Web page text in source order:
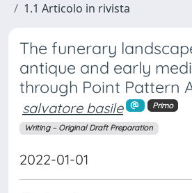
1.1 Articolo in rivista
The funerary
antique and early
through Point Pattern
salvatore basile Primo
Writing – Original Draft Preparation
2022-01-01